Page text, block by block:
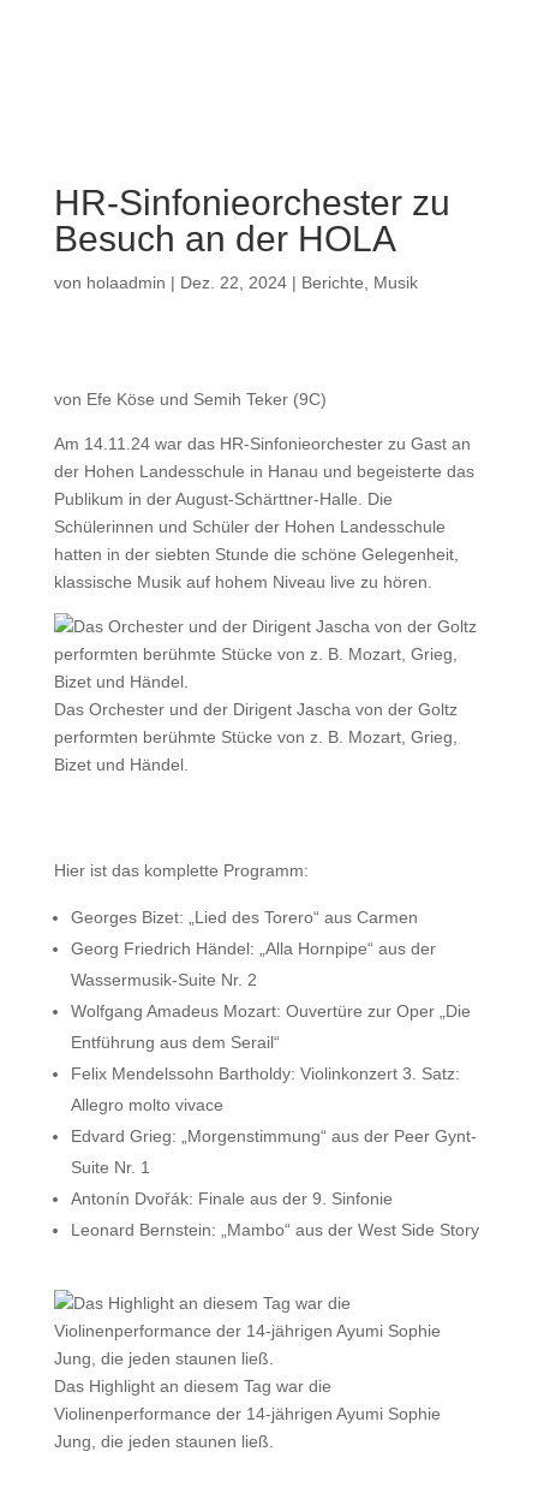
HR-Sinfonieorchester zu
Besuch an der HOLA
von holaadmin | Dez. 22, 2024| Berichte Musik
von Efe Köse und Semih Teker (9C)
Am 14.11.24 war das HR-Sinfonieorchester zu Gast an
der Hohen Landesschule in Hanau und begeisterte das
Publikum in der August-Schärttner-Halle. Die
Schülerinnen und Schüler der Hohen Landesschule
hatten in der siebten Stunde die schöne Gelegenheit,
klassische Musik auf hohem Niveau live zu hören.
Das Orchester und der Dirigent Jascha von der Goltz
performten berühmte Stücke von z. B. Mozart, Grieg,
Bizet und Händel.
Hier ist das komplette Programm:
Georges Bizet: „Lied des Torero“ aus Carmen
Georg Friedrich Händel: „Alla Hornpipe“ aus der
Wassermusik-Suite Nr. 2
Wolfgang Amadeus Mozart: Ouvertüre zur Oper „Die
Entführung aus dem Serail“
Felix Mendelssohn Bartholdy: Violinkonzert 3. Satz:
Allegro molto vivace
Edvard Grieg: „Morgenstimmung“ aus der Peer Gynt-
Suite Nr. 1
Antonín Dvořák: Finale aus der 9. Sinfonie
Leonard Bernstein: „Mambo“ aus der West Side Story
Das Highlight an diesem Tag war die
Violinenperformance der 14-jährigen Ayumi Sophie
Jung, die jeden staunen ließ.